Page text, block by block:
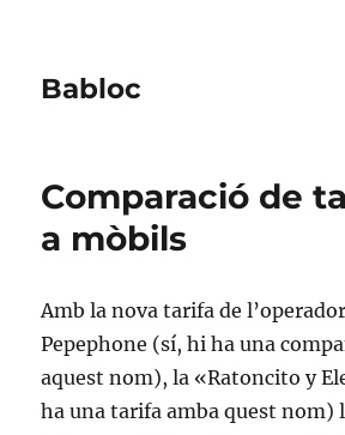
Babloc
Comparació de
a mòbils
Amb la nova tarifa de
Pepephone (sí, hi ha una
aquest nom), la «Ratoncito y
ha una tarifa amba quest nom)